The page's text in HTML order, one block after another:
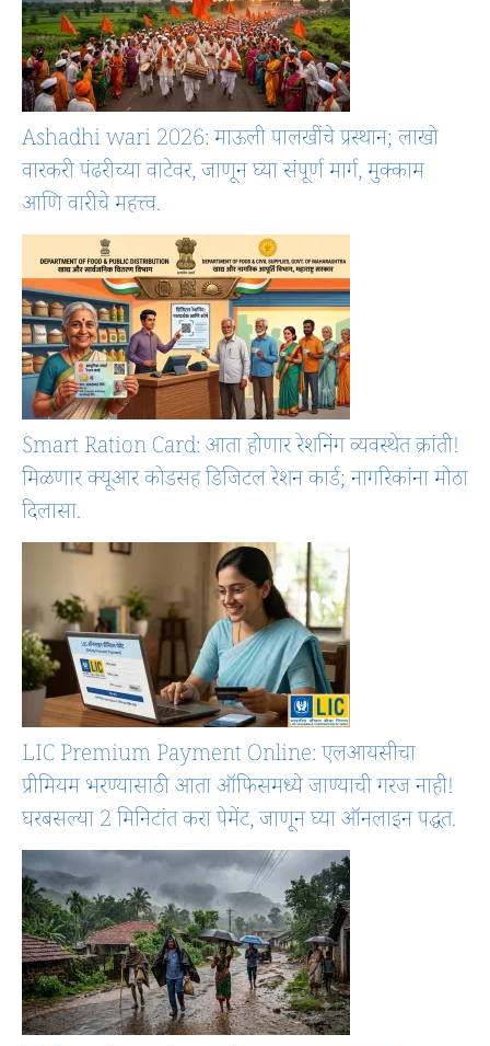
Ashadhi wari 2026: माऊली पालखींचे प्रस्थान; लाखो
वारकरी पंढरीच्या वाटेवर, जाणून घ्या संपूर्ण मार्ग, मुक्काम
आणि वारीचे महत्त्व.
Smart Ration Card: आता होणार रेशनिंग व्यवस्थेत क्रांती!
मिळणार क्यूआर कोडसह डिजिटल रेशन कार्ड; नागरिकांना मोठा
दिलासा.
LIC Premium Payment Online: एलआयसीचा
प्रीमियम भरण्यासाठी आता ऑफिसमध्ये जाण्याची गरज नाही!
घरबसल्या 2 मिनिटांत करा पेमेंट, जाणून घ्या ऑनलाइन पद्धत.